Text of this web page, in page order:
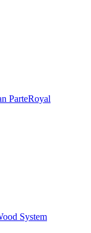
ParteRoyal
System